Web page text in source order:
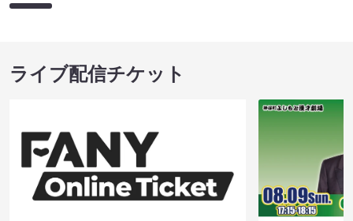
ライブ配信チケット